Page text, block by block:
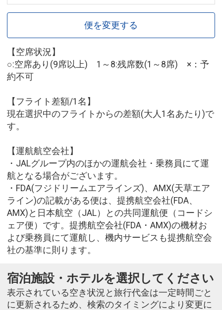
便を変更する
【空席状況】
○:空席あり(9席以上) 1～8:残席数(1～8席) ×：予
約不可
【フライト差額/1名】
現在選択中のフライトからの差額(大人1名あたり)で
す。
【運航航空会社】
・JALグループ内のほかの運航会社・乗務員にて運
航となる場合がございます。
・FDA(フジドリームエアラインズ)、AMX(天草エア
ライン)の記載がある便は、提携航空会社(FDA、
AMX)と日本航空（JAL）との共同運航便（コードシ
ェア便）です。提携航空会社(FDA・AMX)の機材お
よび乗務員にて運航し、機内サービスも提携航空会
社の基準に則ります。
宿泊施設・ホテルを選択してください
表示されている空き状況と旅行代金は一定時間ごと
に更新されるため、検索のタイミングにより変更に